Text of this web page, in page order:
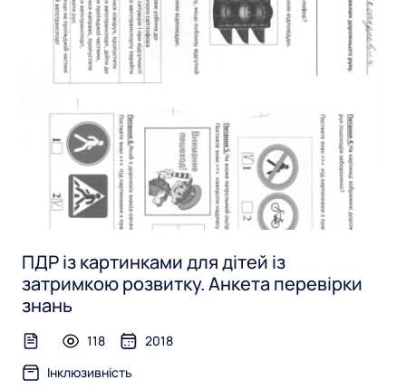
ПДР із картинками для дітей із
затримкою розвитку. Анкета перевірки
знань
text-file118
2018
Інклюзивність